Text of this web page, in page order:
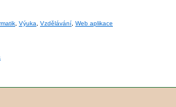
, Výuka, Vzdělávání, Web aplikace